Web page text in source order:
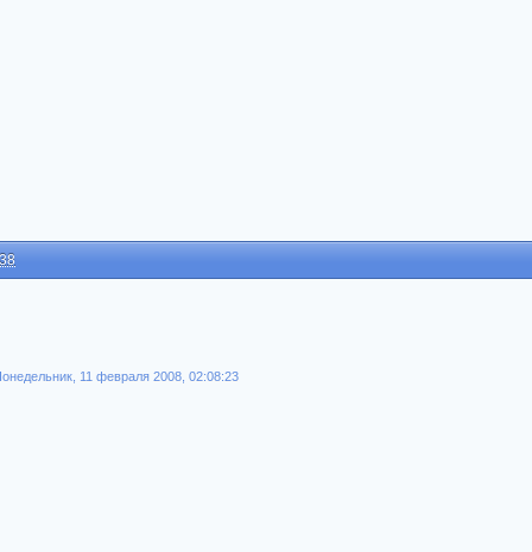
11 февраля 2008, 02:08:23